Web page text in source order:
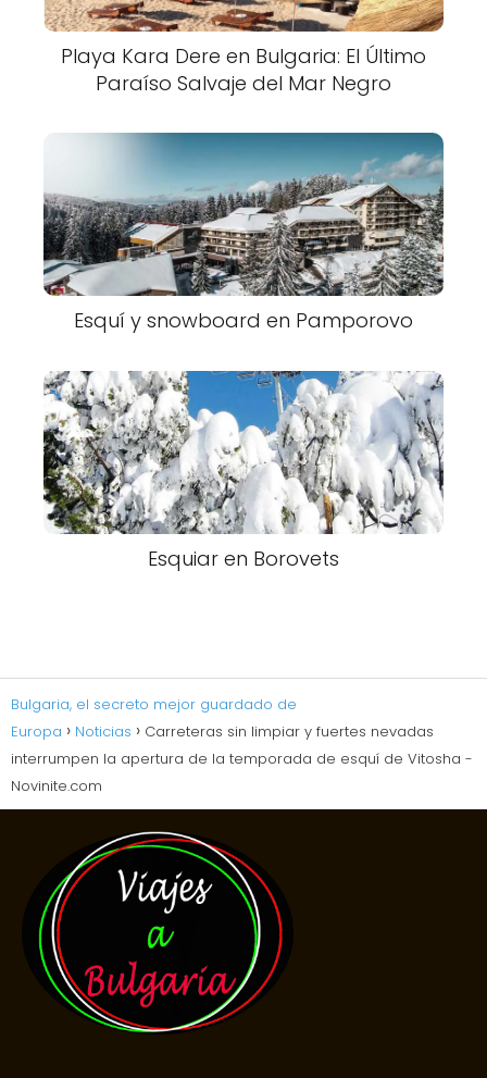
Playa Kara Dere en Bulgaria: El Último
Paraíso Salvaje del Mar Negro
Esquí y snowboard en Pamporovo
Esquiar en Borovets
Bulgaria, el secreto mejor guardado de
Europa
Noticias
Carreteras sin limpiar y fuertes nevadas
interrumpen la apertura de la temporada de esquí de Vitosha -
Novinite.com